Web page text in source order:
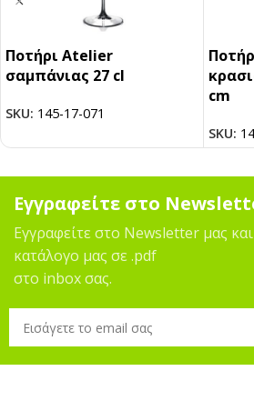
Ποτήρι Atelier
σαμπάνιας 27 cl
SKU: 145-17-071
cm
SKU:
Εγγραφείτε στο
Εγγραφείτε στο Newsletter μας
κατάλογο μας σε .pdf
στο inbox σας.